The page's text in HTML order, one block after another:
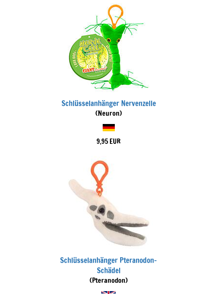
Schlüsselanhänger Nervenzelle
(Neuron)
9,95 EUR
Schlüsselanhänger Pteranodon-
Schädel
(Pteranodon)